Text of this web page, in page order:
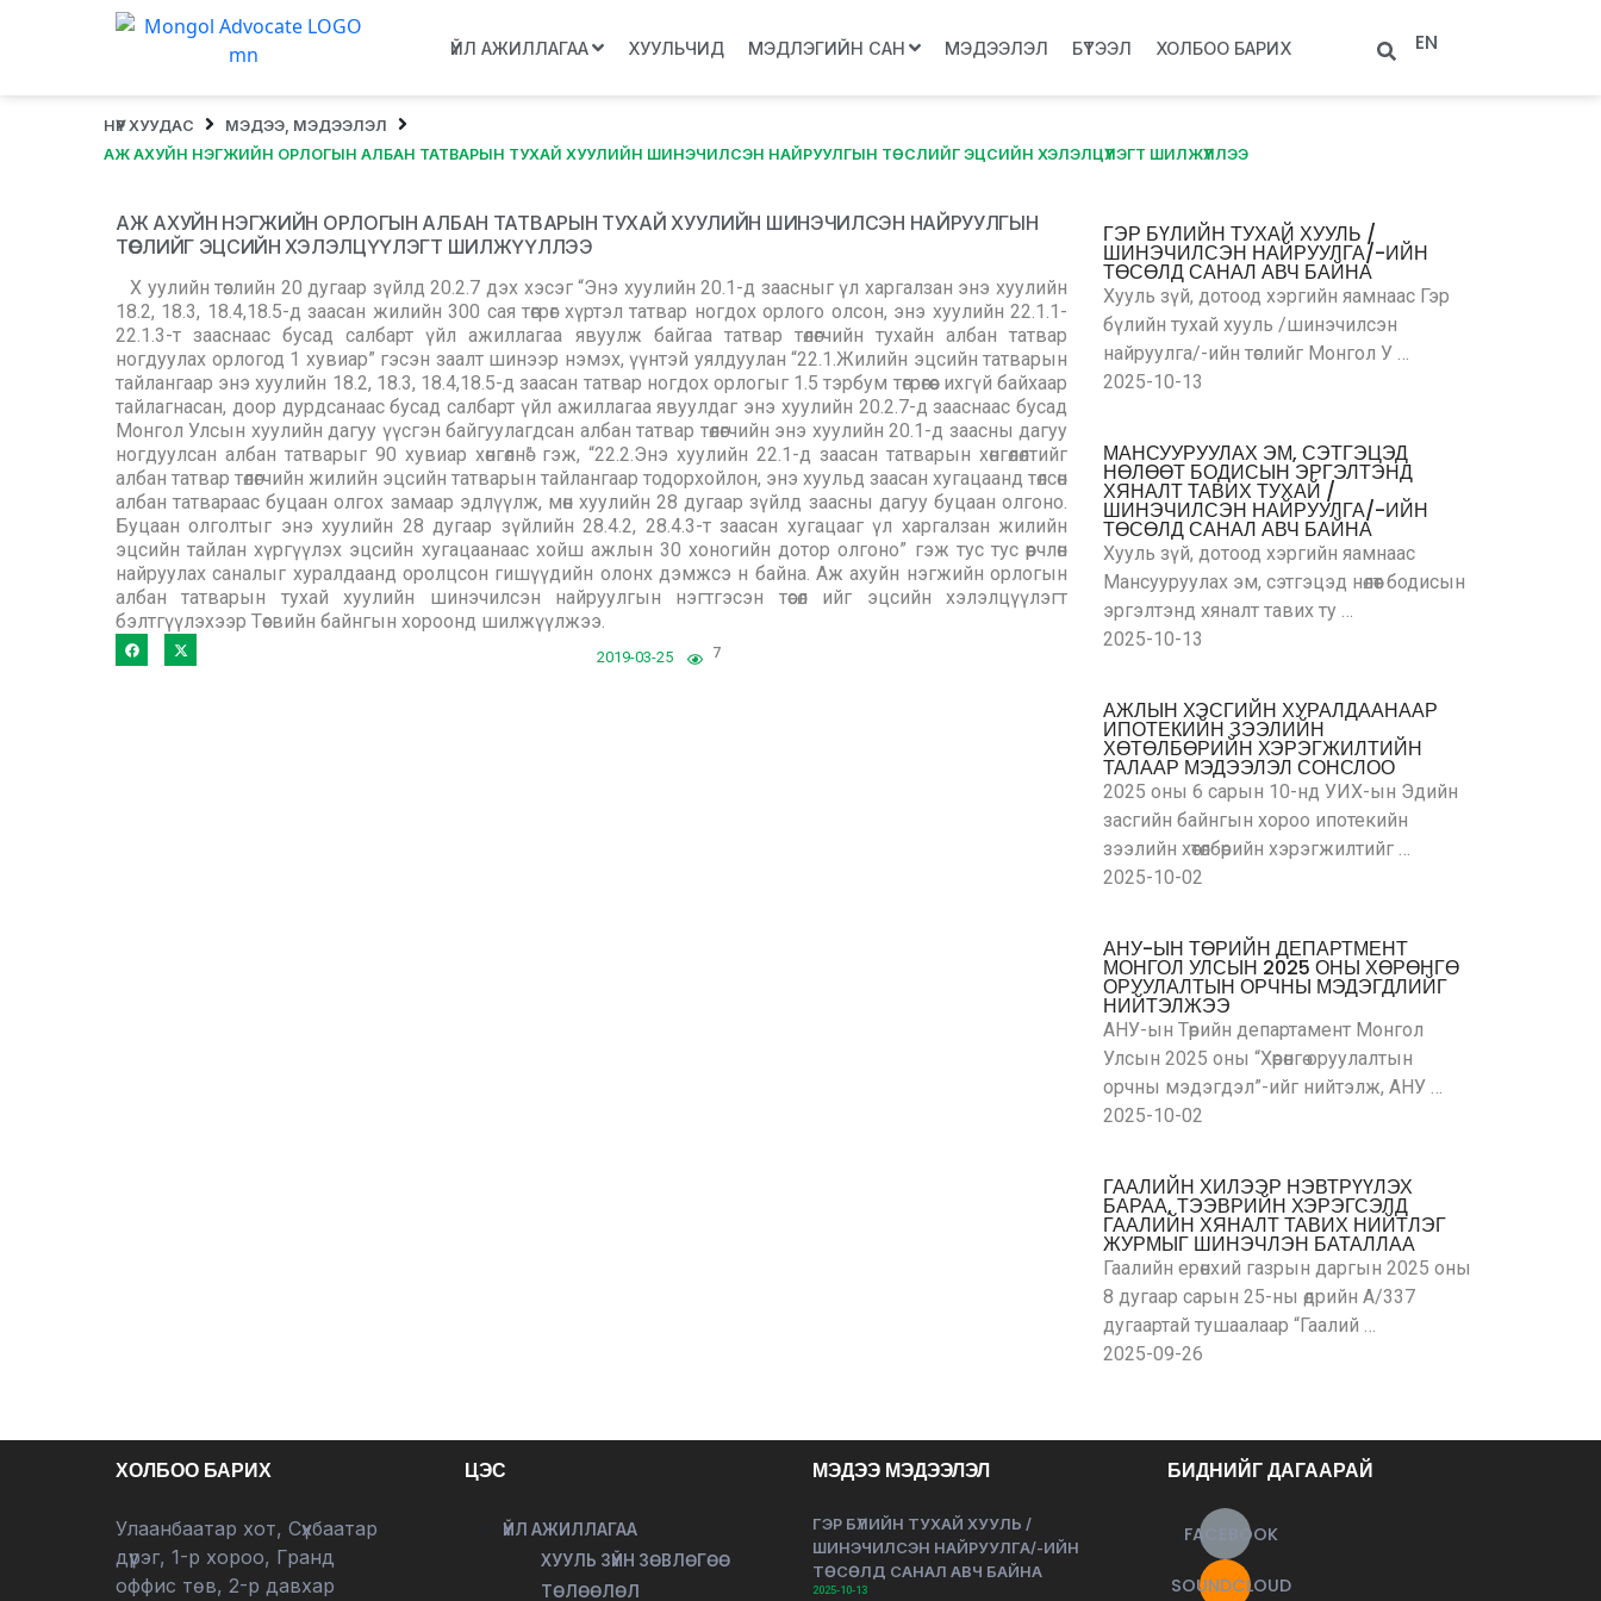
ҮЙЛ АЖИЛЛАГАА ХУУЛЬЧИД МЭДЛЭГИЙН САН МЭДЭЭЛЭЛ БҮТЭЭЛ ХОЛБОО БАРИХ EN
НҮҮР ХУУДАС
МЭДЭЭ, МЭДЭЭЛЭЛ
АЖ АХУЙН НЭГЖИЙН ОРЛОГЫН АЛБАН ТАТВАРЫН ТУХАЙ ХУУЛИЙН ШИНЭЧИЛСЭН НАЙРУУЛГЫН ТӨСЛИЙГ ЭЦСИЙН ХЭЛЭЛЦҮҮЛЭГТ ШИЛЖҮҮЛЛЭЭ
АЖ АХУЙН НЭГЖИЙН ОРЛОГЫН АЛБАН ТАТВАРЫН ТУХАЙ ХУУЛИЙН ШИНЭЧИЛСЭН НАЙРУУЛГЫН
ТӨСЛИЙГ ЭЦСИЙН ХЭЛЭЛЦҮҮЛЭГТ ШИЛЖҮҮЛЛЭЭ
Х уулийн төслийн 20 дугаар зүйлд 20.2.7 дэх хэсэг “Энэ хуулийн 20.1-д заасныг үл харгалзан энэ хуулийн
18.2, 18.3, 18.4,18.5-д заасан жилийн 300 сая төгрөг хүртэл татвар ногдох орлого олсон, энэ хуулийн 22.1.1-
22.1.3-т зааснаас бусад салбарт үйл ажиллагаа явуулж байгаа татвар төлөгчийн тухайн албан татвар
ногдуулах орлогод 1 хувиар” гэсэн заалт шинээр нэмэх, үүнтэй уялдуулан “22.1.Жилийн эцсийн татварын
тайлангаар энэ хуулийн 18.2, 18.3, 18.4,18.5-д заасан татвар ногдох орлогыг 1.5 тэрбум төгрөгөөс ихгүй байхаар
тайлагнасан, доор дурдсанаас бусад салбарт үйл ажиллагаа явуулдаг энэ хуулийн 20.2.7-д зааснаас бусад
Монгол Улсын хуулийн дагуу үүсгэн байгуулагдсан албан татвар төлөгчийн энэ хуулийн 20.1-д заасны дагуу
ногдуулсан албан татварыг 90 хувиар хөнгөлнө” гэж, “22.2.Энэ хуулийн 22.1-д заасан татварын хөнгөлөлтийг
албан татвар төлөгчийн жилийн эцсийн татварын тайлангаар тодорхойлон, энэ хуульд заасан хугацаанд төлсөн
албан татвараас буцаан олгох замаар эдлүүлж, мөн хуулийн 28 дугаар зүйлд заасны дагуу буцаан олгоно.
Буцаан олголтыг энэ хуулийн 28 дугаар зүйлийн 28.4.2, 28.4.3-т заасан хугацааг үл харгалзан жилийн
эцсийн тайлан хүргүүлэх эцсийн хугацаанаас хойш ажлын 30 хоногийн дотор олгоно” гэж тус тус өөрчлөн
найруулах саналыг хуралдаанд оролцсон гишүүдийн олонх дэмжсэ н байна. Аж ахуйн нэгжийн орлогын
албан татварын тухай хуулийн шинэчилсэн найруулгын нэгтгэсэн төсөл ийг эцсийн хэлэлцүүлэгт
бэлтгүүлэхээр Төсвийн байнгын хороонд шилжүүлжээ.
2019-03-25 7
ГЭР БҮЛИЙН ТУХАЙ ХУУЛЬ /
ШИНЭЧИЛСЭН НАЙРУУЛГА/-ИЙН
ТӨСӨЛД САНАЛ АВЧ БАЙНА
Хууль зүй, дотоод хэргийн яамнаас Гэр
бүлийн тухай хууль /шинэчилсэн
найруулга/-ийн төслийг Монгол У …
2025-10-13
МАНСУУРУУЛАХ ЭМ, СЭТГЭЦЭД
НӨЛӨӨТ БОДИСЫН ЭРГЭЛТЭНД
ХЯНАЛТ ТАВИХ ТУХАЙ /
ШИНЭЧИЛСЭН НАЙРУУЛГА/-ИЙН
ТӨСӨЛД САНАЛ АВЧ БАЙНА
Хууль зүй, дотоод хэргийн яамнаас
Мансууруулах эм, сэтгэцэд нөлөөт бодисын
эргэлтэнд хяналт тавих ту …
2025-10-13
АЖЛЫН ХЭСГИЙН ХУРАЛДААНААР
ИПОТЕКИЙН ЗЭЭЛИЙН
ХӨТӨЛБӨРИЙН ХЭРЭГЖИЛТИЙН
ТАЛААР МЭДЭЭЛЭЛ СОНСЛОО
2025 оны 6 сарын 10-нд УИХ-ын Эдийн
засгийн байнгын хороо ипотекийн
зээлийн хөтөлбөрийн хэрэгжилтийг …
2025-10-02
АНУ-ЫН ТӨРИЙН ДЕПАРТМЕНТ
МОНГОЛ УЛСЫН 2025 ОНЫ ХӨРӨНГӨ
ОРУУЛАЛТЫН ОРЧНЫ МЭДЭГДЛИЙГ
НИЙТЭЛЖЭЭ
АНУ-ын Төрийн департамент Монгол
Улсын 2025 оны “Хөрөнгө оруулалтын
орчны мэдэгдэл”-ийг нийтэлж, АНУ …
2025-10-02
ГААЛИЙН ХИЛЭЭР НЭВТРҮҮЛЭХ
БАРАА, ТЭЭВРИЙН ХЭРЭГСЭЛД
ГААЛИЙН ХЯНАЛТ ТАВИХ НИЙТЛЭГ
ЖУРМЫГ ШИНЭЧЛЭН БАТАЛЛАА
Гаалийн ерөнхий газрын даргын 2025 оны
8 дугаар сарын 25-ны өдрийн А/337
дугаартай тушаалаар “Гаалий …
2025-09-26
ХОЛБОО БАРИХ
Улаанбаатар хот, Сүхбаатар
дүүрэг, 1-р хороо, Гранд
оффис төв, 2-р давхар
ЦЭС
ҮЙЛ АЖИЛЛАГАА
ХУУЛЬ ЗҮЙН ЗӨВЛӨГӨӨ
ТӨЛӨӨЛӨЛ
МЭДЭЭ МЭДЭЭЛЭЛ
ГЭР БҮЛИЙН ТУХАЙ ХУУЛЬ /
ШИНЭЧИЛСЭН НАЙРУУЛГА/-ИЙН
ТӨСӨЛД САНАЛ АВЧ БАЙНА
2025-10-13
БИДНИЙГ ДАГААРАЙ
FACEBOOK
SOUNDCLOUD